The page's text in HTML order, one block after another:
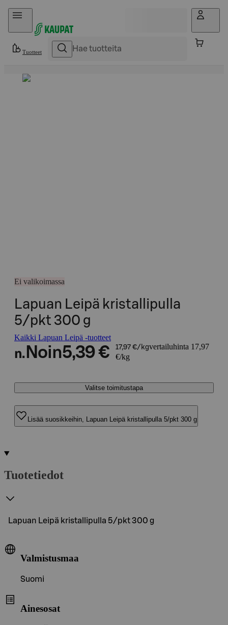
Hyppää sisältöön
Tuotteet
Ei valikoimassa
Lapuan Leipä kristallipulla
5/pkt 300 g
Kaikki Lapuan Leipä -tuotteet
n. Noin5,39 € 17,97 €/kgvertailuhinta 17,97
€/kg
Valitse toimitustapa
Lisää suosikkeihin, Lapuan Leipä kristallipulla 5/pkt 300 g
Tuotetiedot
Lapuan Leipä kristallipulla 5/pkt 300 g
Valmistusmaa
Suomi
Ainesosat